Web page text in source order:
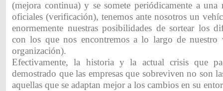
(mejora continua) y se somete periódicamente a una
oficiales (verificación), tenemos ante nosotros un
enormemente nuestras posibilidades de sortear los
con los que nos encontremos a lo largo de
organización).
Efectivamente, la historia y la actual crisis que
demostrado que las empresas que sobreviven no son
aquellas que se adaptan mejor a los cambios en su